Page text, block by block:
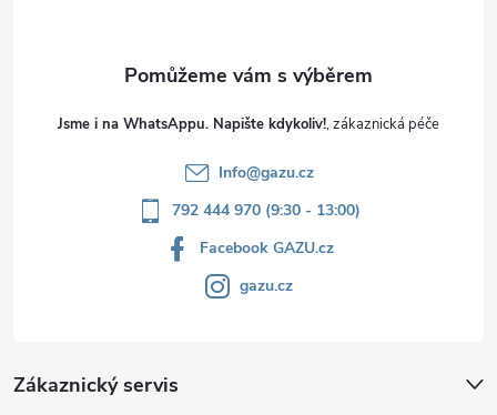
Jsme i na WhatsAppu. Napište kdykoliv!
Info@gazu.cz
792 444 970 (9:30 - 13:00)
Facebook GAZU.cz
gazu.cz
Zákaznický servis